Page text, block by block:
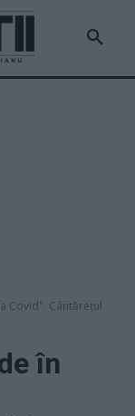
Covid". Cântărețul
în